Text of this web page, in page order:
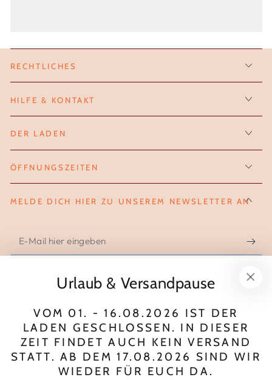
RECHTLICHES
HILFE & KONTAKT
DER LADEN
ÖFFNUNGSZEITEN
MELDE DICH HIER ZU UNSEREM NEWSLETTER AN
E-
Mail
FOLGE UNS AUF INSTAGRAM
Instagram
Zahlungsmöglichkeiten
Urlaub & Versandpause
VOM 01. - 16.08.2026 IST DER
LADEN GESCHLOSSEN. IN DIESER
ZEIT FINDET AUCH KEIN VERSAND
STATT. AB DEM 17.08.2026 SIND WIR
WIEDER FÜR EUCH DA.